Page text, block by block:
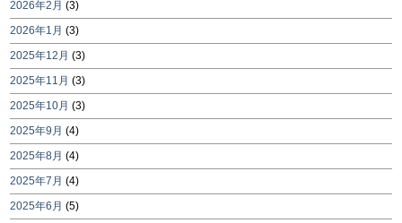
2026年2月 (3)
2026年1月 (3)
2025年12月 (3)
2025年11月 (3)
2025年10月 (3)
2025年9月 (4)
2025年8月 (4)
2025年7月 (4)
2025年6月 (5)